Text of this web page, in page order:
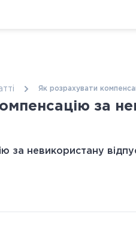
Як розрахувати
за